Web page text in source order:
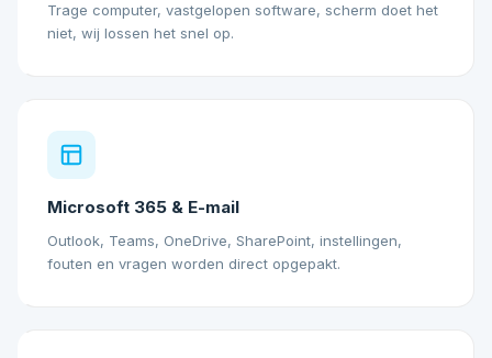
Trage computer, vastgelopen software, scherm doet het
niet, wij lossen het snel op.
Microsoft 365 & E-mail
Outlook, Teams, OneDrive, SharePoint, instellingen,
fouten en vragen worden direct opgepakt.